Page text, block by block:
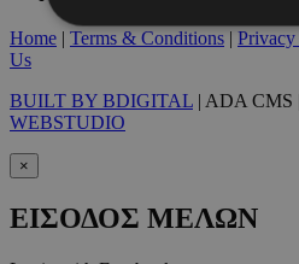
Home | Terms & Conditions |
Us
BUILT BY BDIGITAL | ADA CMS |
WEBSTUDIO
×
ΕΙΣΟΔΟΣ ΜΕΛΩΝ